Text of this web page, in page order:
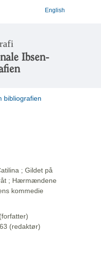
English
Ibsen-
bibliografien
; Gildet på
; Hærmændene
kommedie
(redaktør)